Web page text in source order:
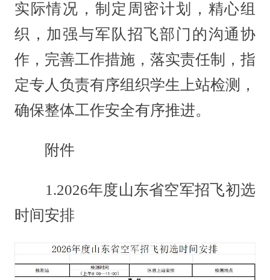
实际情况，制定周密计划，精心组
织，加强与军队招飞部门的沟通协
作，完善工作措施，落实责任制，指
定专人负责有序组织学生上站检测，
确保整体工作安全有序推进。
附件
1.2026年度山东省空军招飞初选
时间安排